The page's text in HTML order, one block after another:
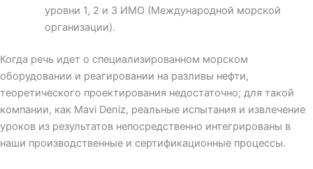
уровни 1, 2 и 3 ИМО (Международной морской
организации).
Когда речь идет о специализированном морском
оборудовании и реагировании на разливы нефти,
теоретического проектирования недостаточно; для такой
компании, как Mavi Deniz, реальные испытания и извлечение
уроков из результатов непосредственно интегрированы в
наши производственные и сертификационные процессы.